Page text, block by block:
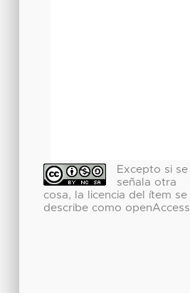
Excepto si se
señala otra
cosa, la licencia del ítem se
describe como openAccess